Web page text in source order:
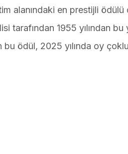
alanındaki en prestijli
tarafından 1955 yılından
ödül, 2025 yılında oy